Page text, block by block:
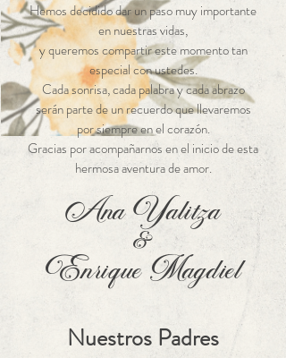
Hemos decidido dar un paso muy importante
en nuestras vidas,
y queremos compartir este momento tan
especial con ustedes.
Cada sonrisa, cada palabra y cada abrazo
serán parte de un recuerdo que llevaremos
por siempre en el corazón.
Gracias por acompañarnos en el inicio de esta
hermosa aventura de amor.
Ana Yalitza
&
Enrique Magdiel
Nuestros Padres